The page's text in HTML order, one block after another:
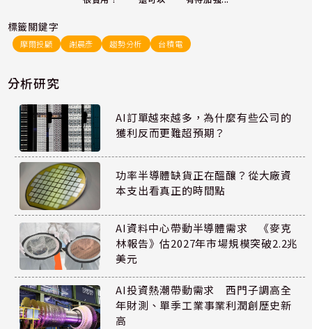
標籤關鍵字
摩爾投顧 謝晨彥 趨勢分析 台積電
分析研究
AI訂單越來越多，為什麼有些公司的
獲利反而更難超預期？
功率半導體缺貨正在醞釀？從大廠資
本支出看真正的時間點
AI資料中心帶動半導體需求 《麥克
林報告》估2027年市場規模突破2.2兆
美元
AI投資熱潮帶動需求 西門子調高全
年財測、單季工業事業利潤創歷史新
高